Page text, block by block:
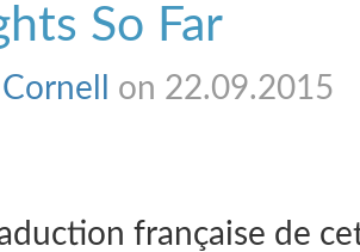
So Far
on 22.09.2015
française de